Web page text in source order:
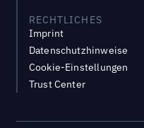
RECHTLICHES
Imprint
Datenschutzhinweise
Cookie-Einstellungen
Trust Center